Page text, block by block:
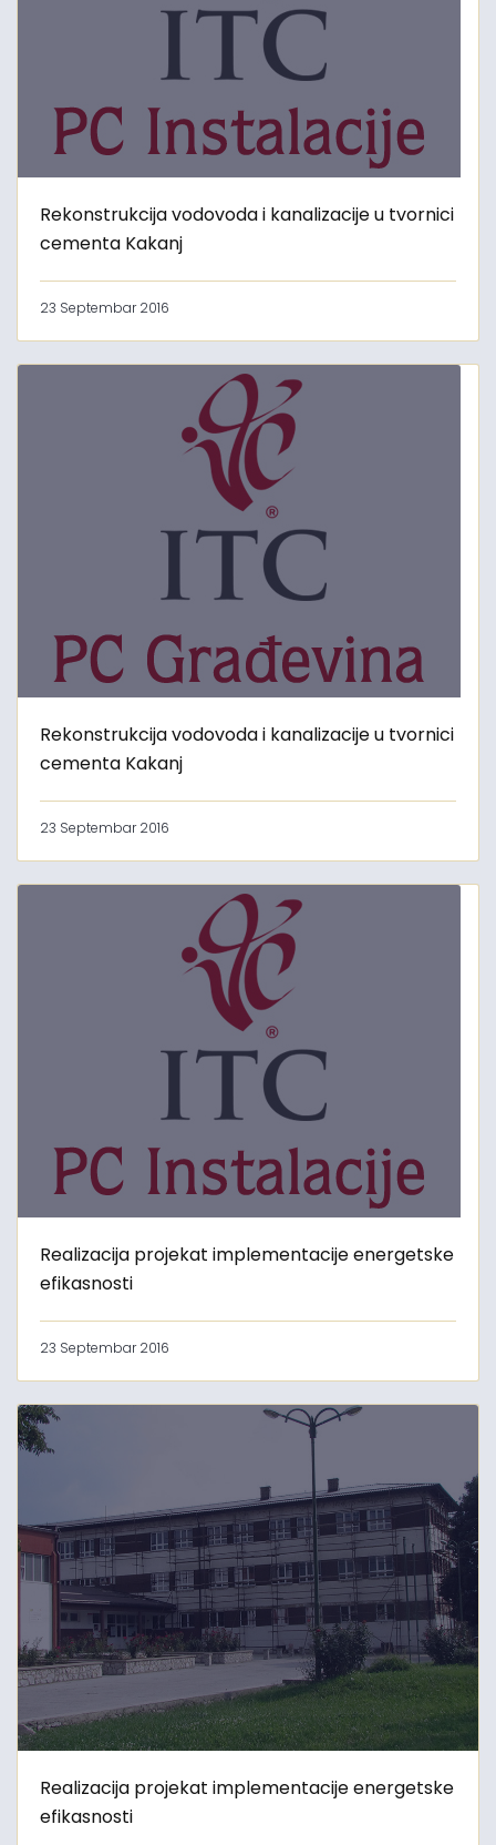
Rekonstrukcija vodovoda i kanalizacije u tvornici
cementa Kakanj
23 Septembar 2016
Rekonstrukcija vodovoda i kanalizacije u tvornici
cementa Kakanj
23 Septembar 2016
Realizacija projekat implementacije energetske
efikasnosti
23 Septembar 2016
Realizacija projekat implementacije energetske
efikasnosti